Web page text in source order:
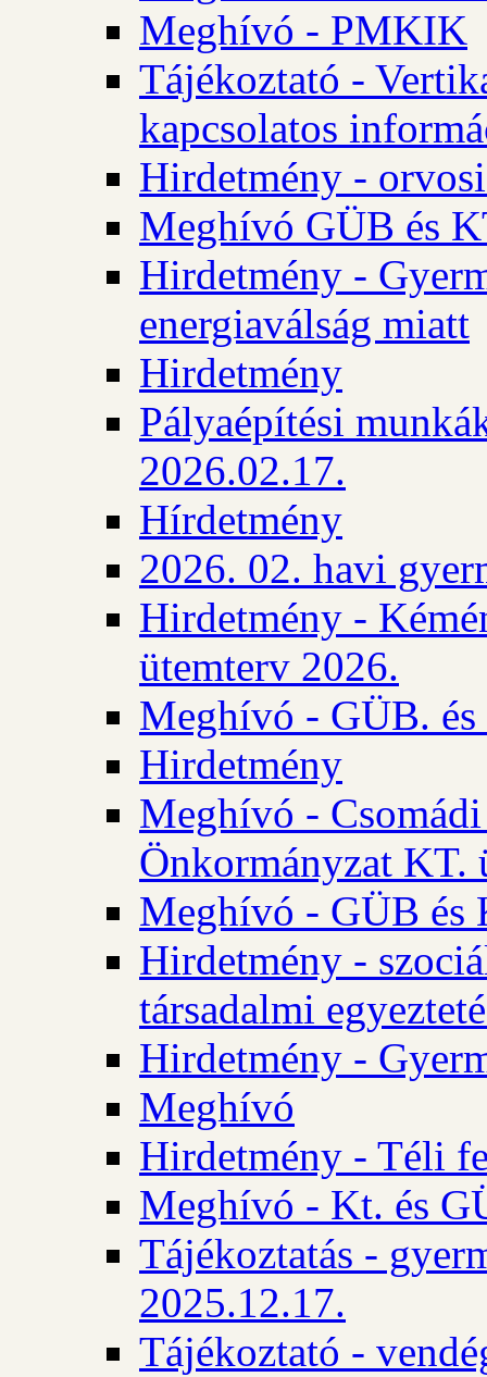
Meghívó - PMKIK
Tájékoztató -
kapcsolatos
Hirdetmény -
Meghívó GÜB és
Hirdetmény -
energiaválság miatt
Hirdetmény
Pályaépítési
2026.02.17.
Hírdetmény
2026. 02. havi
Hirdetmény -
ütemterv 2026.
Meghívó - GÜB.
Hirdetmény
Meghívó -
Önkormányzat KT.
Meghívó - GÜB és
Hirdetmény -
társadalmi
Hirdetmény -
Meghívó
Hirdetmény - Téli
Meghívó - Kt. és
Tájékoztatás -
2025.12.17.
Tájékoztató -